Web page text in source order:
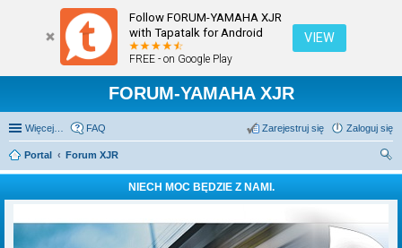
Follow FORUM-YAMAHA XJR
with Tapatalk for Android
FREE - on Google Play
VIEW
FORUM-YAMAHA XJR
Więcej… FAQ Zaloguj się
Zarejestruj się
Portal
Forum XJR
zu
kaj
NIECH MOC BĘDZIE Z NAMI.